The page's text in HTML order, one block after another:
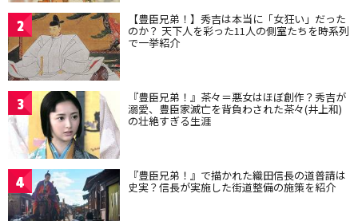
2 【豊臣兄弟！】秀吉は本当に「女狂い」だった
のか？ 天下人を彩った11人の側室たちを時系列
で一挙紹介
3 『豊臣兄弟！』茶々＝悪女はほぼ創作？秀吉が
溺愛、豊臣家滅亡を背負わされた茶々(井上和)
の壮絶すぎる生涯
4 『豊臣兄弟！』で描かれた織田信長の道普請は
史実？信長が実施した街道整備の施策を紹介